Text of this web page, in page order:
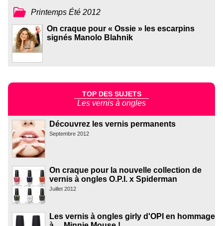
Printemps Été 2012
On craque pour « Ossie » les escarpins
signés Manolo Blahnik
TOP DES SUJETS
Les vernis à ongles
Découvrez les vernis permanents
Septembre 2012
On craque pour la nouvelle collection de
vernis à ongles O.P.I. x Spiderman
Juillet 2012
Les vernis à ongles girly d'OPI en hommage